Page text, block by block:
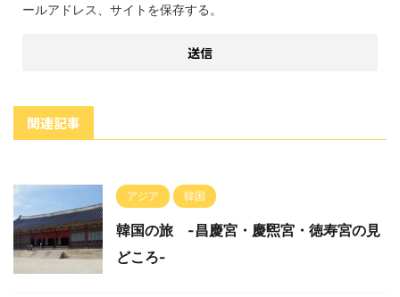
ールアドレス、サイトを保存する。
関連記事
アジア 韓国
韓国の旅 -昌慶宮・慶煕宮・徳寿宮の見
どころ-